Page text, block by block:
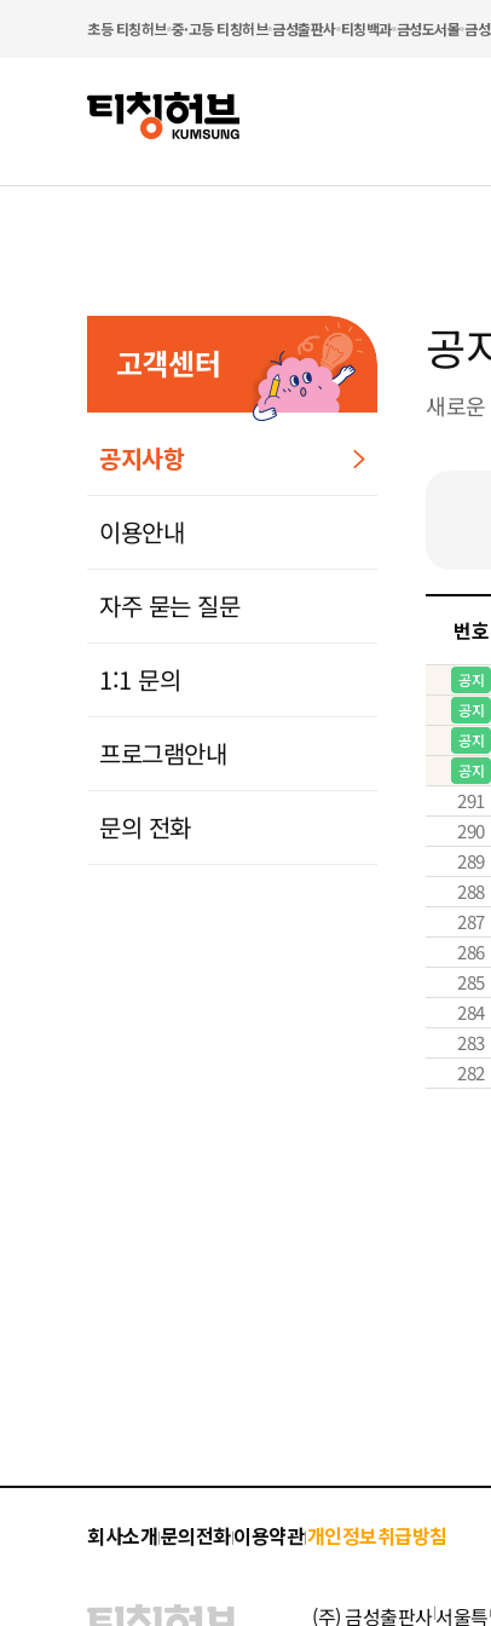
초등 티칭허브 중·고등 티칭허브 금성출판사 티칭백과 금성도서몰 금
고객센터
공지사항
이용안내
자주 묻는 질문
1:1 문의
프로그램안내
문의 전화
공
새로
번호
공지
공지
공지
공지
291
290
289
288
287
286
285
284
283
282
회사소개|문의전화|이용약관|개인정보취급방침
(주) 금성출판사|서울